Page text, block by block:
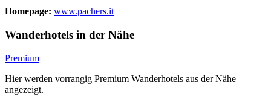
Homepage: www.pachers.it
Wanderhotels in der Nähe
Premium
Hier werden vorrangig Premium Wanderhotels aus der Nähe
angezeigt.